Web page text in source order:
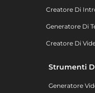
Creatore Di
Generatore Di
Creatore Di
Strumenti
Generatore